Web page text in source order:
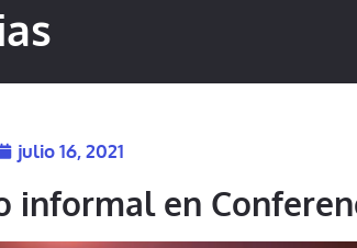
julio 16, 2021
en